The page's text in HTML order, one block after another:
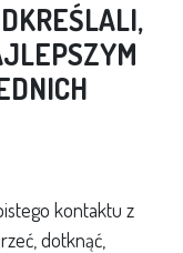
kontaktu z
dotknąć,